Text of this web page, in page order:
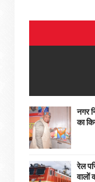
नगर
का
रेल